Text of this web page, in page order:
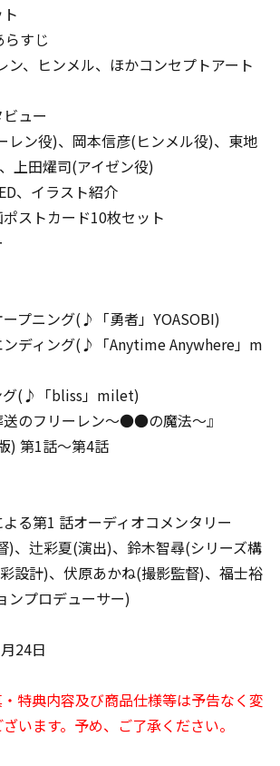
すじ
、ヒンメル、ほかコンセプトアート
ュー
ン役)、岡本信彦(ヒンメル役)、東地
上田燿司(アイゼン役)
、イラスト紹介
ストカード10枚セット
ープニング(♪「勇者」YOASOBI)
ンディング(♪「Anytime Anywhere」m
グ(♪「bliss」milet)
送のフリーレン～●●の魔法～』
) 第1話～第4話
る第1 話オーディオコメンタリー
、辻彩夏(演出)、鈴木智尋(シリーズ構
設計)、伏原あかね(撮影監督)、福士裕
ンプロデューサー)
24日
特典内容及び商品仕様等は予告なく変
います。予め、ご了承ください。